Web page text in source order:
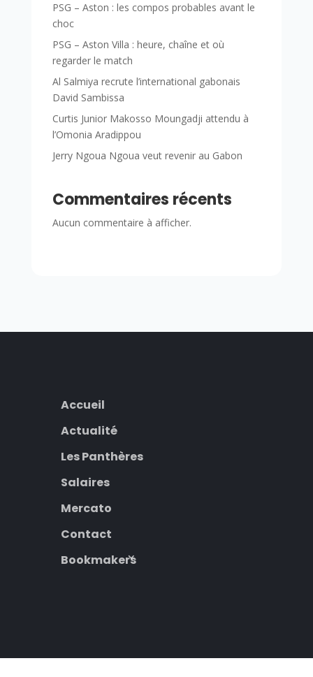
PSG – Aston : les compos probables avant le
choc
PSG – Aston Villa : heure, chaîne et où
regarder le match
Al Salmiya recrute l’international gabonais
David Sambissa
Curtis Junior Makosso Moungadji attendu à
l’Omonia Aradippou
Jerry Ngoua Ngoua veut revenir au Gabon
Commentaires récents
Aucun commentaire à afficher.
Accueil
Actualité
Les Panthères
Salaires
Mercato
Contact
Bookmakers